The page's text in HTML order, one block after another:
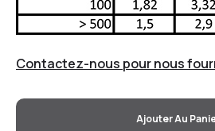
Contactez-nous pour nous
Ajouter Au